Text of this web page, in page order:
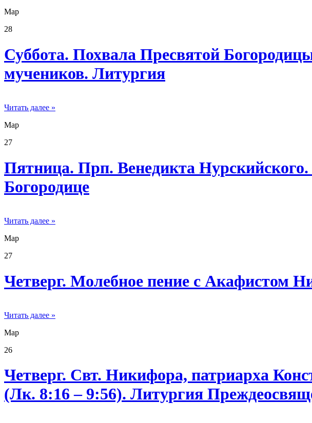
Мар
28
Суббота. Похвала Пресвятой
мучеников. Литургия
Читать далее »
Мар
27
Пятница. Прп. Венедикта
Богородице
Читать далее »
Мар
27
Четверг. Молебное пение с Акафистом
Читать далее »
Мар
26
Четверг. Свт. Никифора, патриарха
(Лк. 8:16 – 9:56). Литургия